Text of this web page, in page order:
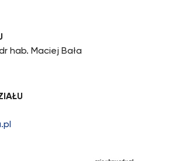
hab. Maciej Bała